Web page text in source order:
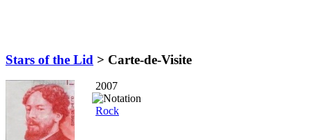
Stars of the Lid > Carte-de-Visite
2007
Rock